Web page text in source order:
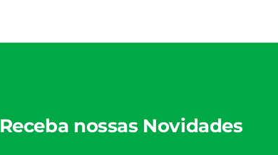
Receba nossas Novidades